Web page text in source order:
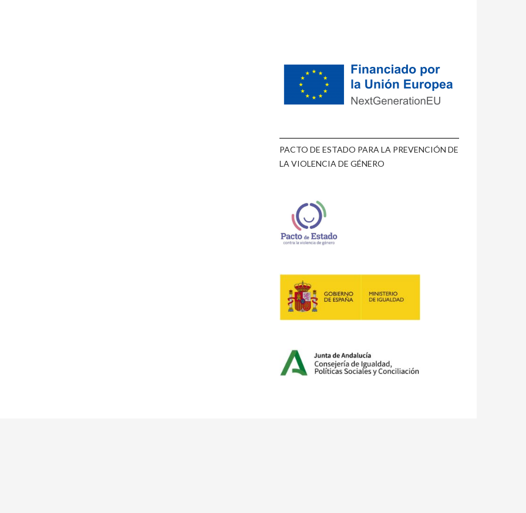
PACTO DE ESTADO PARA LA PREVENCIÓN DE
LA VIOLENCIA DE GÉNERO